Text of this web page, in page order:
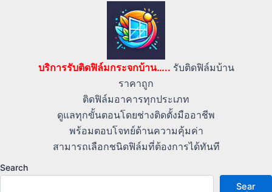
บริการรับติดฟิล์มกระจกบ้าน….. รับติดฟิล์มบ้าน
ราคาถูก
ติดฟิล์มอาคารทุกประเภท
ดูแลทุกขั้นตอนโดยช่างติดตั้งมืออาชีพ
พร้อมตอบโจทย์ด้านความคุ้มค่า
สามารถเลือกชนิดฟิล์มที่ต้องการได้ทันที
Search
Sear